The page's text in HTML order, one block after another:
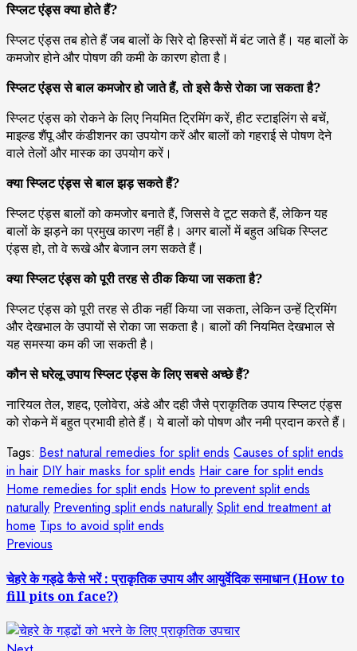
स्प्लिट एंड्स क्या होते हैं?
स्प्लिट एंड्स तब होते हैं जब बालों के सिरे दो हिस्सों में बंट जाते हैं। यह बालों के
कमजोर होने और पोषण की कमी के कारण होता है।
स्प्लिट एंड्स से बाल कमजोर हो जाते हैं, तो इसे कैसे रोका जा सकता है?
स्प्लिट एंड्स को रोकने के लिए नियमित ट्रिमिंग करें, हीट स्टाइलिंग से बचें,
माइल्ड शैंपू और कंडीशनर का उपयोग करें और बालों को गहराई से पोषण देने
वाले तेलों और मास्क का उपयोग करें।
क्या स्प्लिट एंड्स से बाल झड़ सकते हैं?
स्प्लिट एंड्स बालों को कमजोर बनाते हैं, जिससे वे टूट सकते हैं, लेकिन यह
बालों के झड़ने का प्रमुख कारण नहीं है। अगर बालों में बहुत अधिक स्प्लिट
एंड्स हो, तो वे रूखे और बेजान लग सकते हैं।
क्या स्प्लिट एंड्स को पूरी तरह से ठीक किया जा सकता है?
स्प्लिट एंड्स को पूरी तरह से ठीक नहीं किया जा सकता, लेकिन उन्हें ट्रिमिंग
और देखभाल के उपायों से रोका जा सकता है। बालों की नियमित देखभाल से
यह समस्या कम की जा सकती है।
कौन से घरेलू उपाय स्प्लिट एंड्स के लिए सबसे अच्छे हैं?
नारियल तेल, शहद, एलोवेरा, अंडे और दही जैसे प्राकृतिक उपाय स्प्लिट एंड्स
को रोकने में बहुत प्रभावी होते हैं। ये बालों को पोषण और नमी प्रदान करते हैं।
Tags: Best natural remedies for split ends Causes of split ends
in hair DIY hair masks for split ends Hair care for split ends
Home remedies for split ends How to prevent split ends
naturally Preventing split ends naturally Split end treatment at
home Tips to avoid split ends
Post
navigation
Previous
चेहरे के गड्ढे कैसे भरें : प्राकृतिक उपाय और आयुर्वेदिक समाधान (How to
fill pits on face?)